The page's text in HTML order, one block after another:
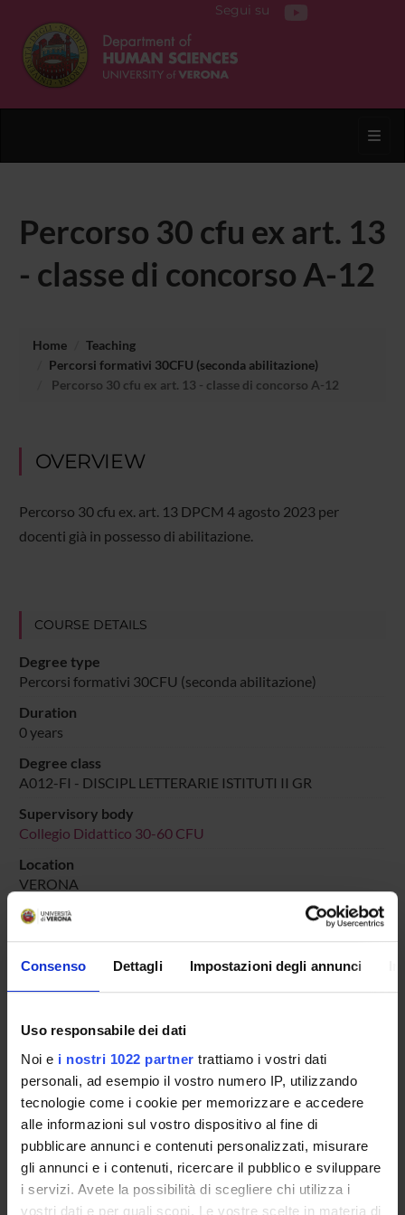
Consenso Dettagli Impostazioni degli annunci
Uso responsabile dei dati
Noi e i nostri 1022 partner trattiamo i vostri dati
personali, ad esempio il vostro numero IP, utilizzando
tecnologie come i cookie per memorizzare e accedere
alle informazioni sul vostro dispositivo al fine di
pubblicare annunci e contenuti personalizzati, misurare
gli annunci e i contenuti, ricercare il pubblico e sviluppare
i servizi. Avete la possibilità di scegliere chi utilizza i
vostri dati e per quali scopi. Le vostre scelte in materia di
Segui su
Percorso 30 cfu ex art. 13
- classe di concorso A-12
Home
Teaching
Percorsi formativi 30CFU (seconda abilitazione)
Percorso 30 cfu ex art. 13 - classe di concorso A-12
OVERVIEW
Percorso 30 cfu ex. art. 13 DPCM 4 agosto 2023 per
docenti già in possesso di abilitazione.
COURSE DETAILS
Degree type
Percorsi formativi 30CFU (seconda abilitazione)
Duration
0 years
Degree class
A012-FI - DISCIPL LETTERARIE ISTITUTI II GR
Supervisory body
Collegio Didattico 30-60 CFU
Location
VERONA
Main Department
Macro area
Literature, Arts and Communication Studies
Overview
Enrolment Policy
Courses
Academic Calendar